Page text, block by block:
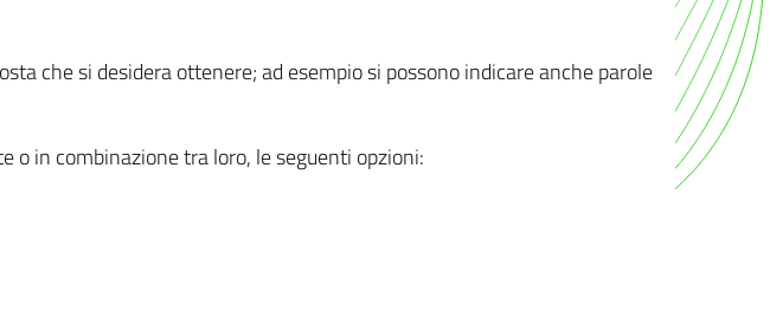
che si desidera ottenere; ad esempio si possono indicare anche parole
o in combinazione tra loro, le seguenti opzioni: